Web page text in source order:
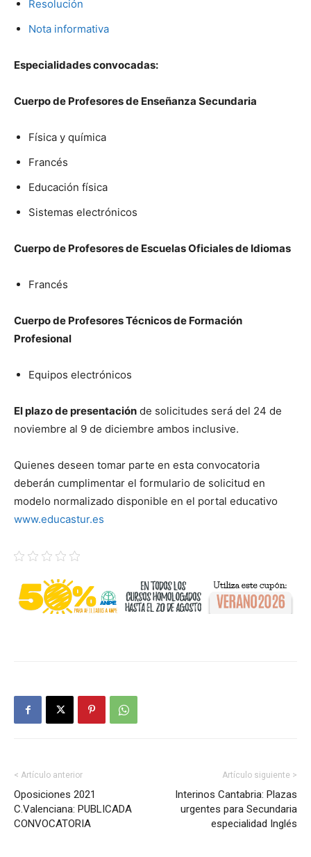
Resolución
Nota informativa
Especialidades convocadas:
Cuerpo de Profesores de Enseñanza Secundaria
Física y química
Francés
Educación física
Sistemas electrónicos
Cuerpo de Profesores de Escuelas Oficiales de Idiomas
Francés
Cuerpo de Profesores Técnicos de Formación
Profesional
Equipos electrónicos
El plazo de presentación de solicitudes será del 24 de
noviembre al 9 de diciembre ambos inclusive.
Quienes deseen tomar parte en esta convocatoria
deberán cumplimentar el formulario de solicitud en
modelo normalizado disponible en el portal educativo
www.educastur.es
< Artículo anterior
Oposiciones 2021
C.Valenciana: PUBLICADA
CONVOCATORIA
Artículo siguiente >
Interinos Cantabria: Plazas
urgentes para Secundaria
especialidad Inglés